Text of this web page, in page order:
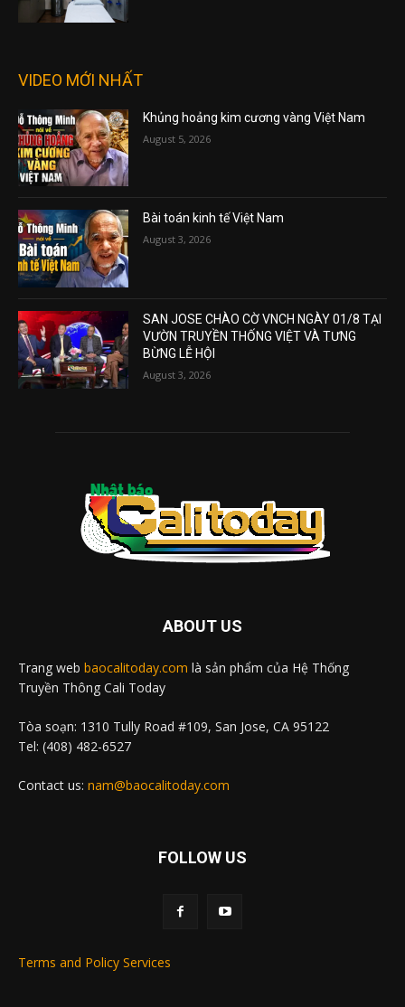
VIDEO MỚI NHẤT
Khủng hoảng kim cương vàng Việt Nam
August 5, 2026
Bài toán kinh tế Việt Nam
August 3, 2026
SAN JOSE CHÀO CỜ VNCH NGÀY 01/8 TẠI
VƯỜN TRUYỀN THỐNG VIỆT VÀ TƯNG
BỪNG LỄ HỘI
August 3, 2026
ABOUT US
Trang web baocalitoday.com là sản phẩm của Hệ Thống
Truyền Thông Cali Today
Tòa soạn: 1310 Tully Road #109, San Jose, CA 95122
Tel: (408) 482-6527
Contact us: nam@baocalitoday.com
FOLLOW US
Terms and Policy Services